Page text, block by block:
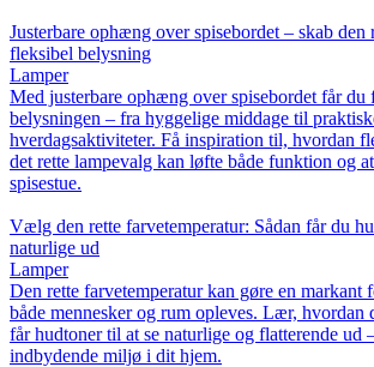
Justerbare ophæng over spisebordet – skab den
fleksibel belysning
Lamper
Med justerbare ophæng over spisebordet får
belysningen – fra hyggelige middage til
hverdagsaktiviteter. Få inspiration til, hvordan
det rette lampevalg kan løfte både funktion og
spisestue.
Vælg den rette farvetemperatur: Sådan får du
naturlige ud
Lamper
Den rette farvetemperatur kan gøre en markant
både mennesker og rum opleves. Lær,
får hudtoner til at se naturlige og flatterende ud
indbydende miljø i dit hjem.